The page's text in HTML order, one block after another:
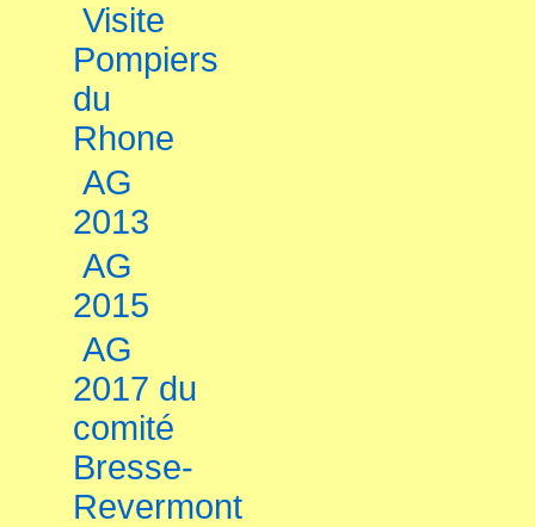
Visite
Pompiers
du
Rhone
AG
2013
AG
2015
AG
2017 du
comité
Bresse-
Revermont